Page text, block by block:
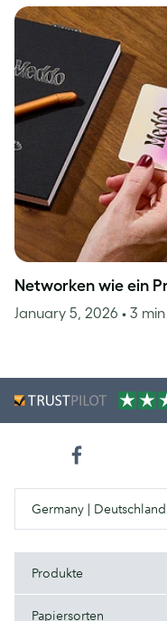
Networken wie ein
January 5, 2026 • 3
Germany | Deutschland
Produkte
Papiersorten